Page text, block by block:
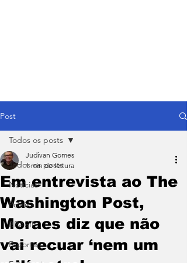
Post
Todos os posts
Notícias
Política
BRASIL
Esporte
Todos os posts
Em entrevista ao The
Washington Post,
Moraes diz que não
vai recuar ‘nem um
Judivan Gomes
1 min de leitura